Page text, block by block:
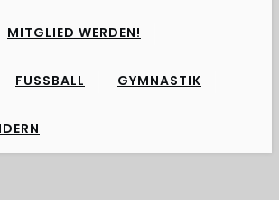
MITGLIED WERDEN!
FUSSBALL GYMNASTIK